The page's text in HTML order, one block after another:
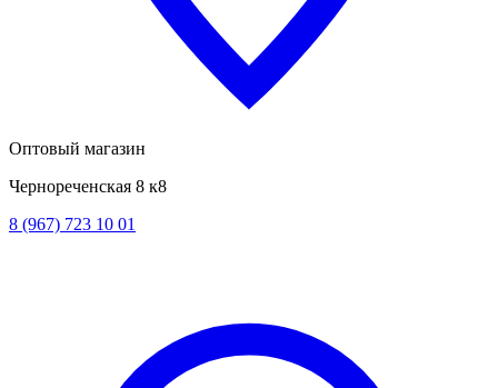
Оптовый магазин
Чернореченская 8 к8
8 (967) 723 10 01